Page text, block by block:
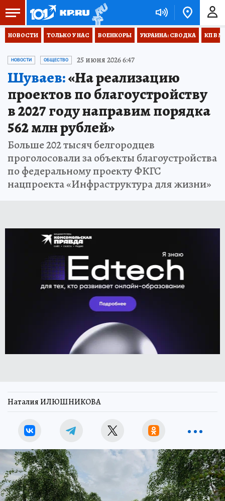
НОВОСТИ ТОЛЬКО У НАС ВОЕНКОРЫ УКРАИНА: СВОДКА КП В
НОВОСТИ ОБЩЕСТВО 25 июня 2026 6:47
Шуваев:«На реализацию
проектов по благоустройству
в 2027 году направим порядка
562 млн рублей»
Больше 202 тысяч белгородцев
проголосовали за объекты благоустройства
по федеральному проекту ФКГС
нацпроекта «Инфраструктура для жизни»
Наталия ИЛЮШНИКОВА